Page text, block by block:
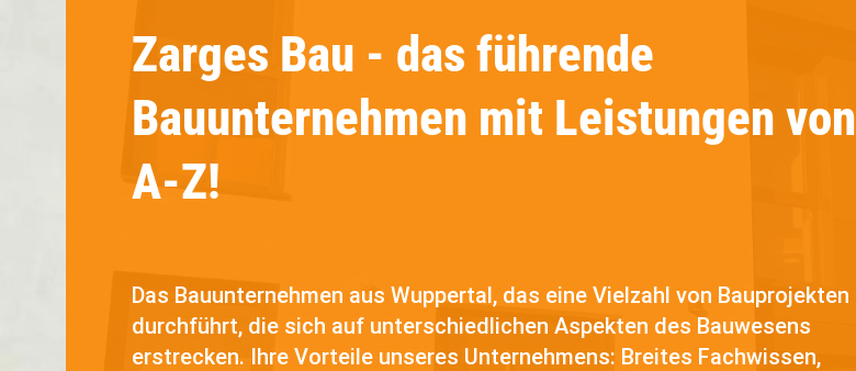
Zarges Bau - das führende
Bauunternehmen mit Leistungen von
A-Z!
Das Bauunternehmen aus Wuppertal, das eine Vielzahl von Bauprojekten
durchführt, die sich auf unterschiedlichen Aspekten des Bauwesens
erstrecken. Ihre Vorteile unseres Unternehmens: Breites Fachwissen,